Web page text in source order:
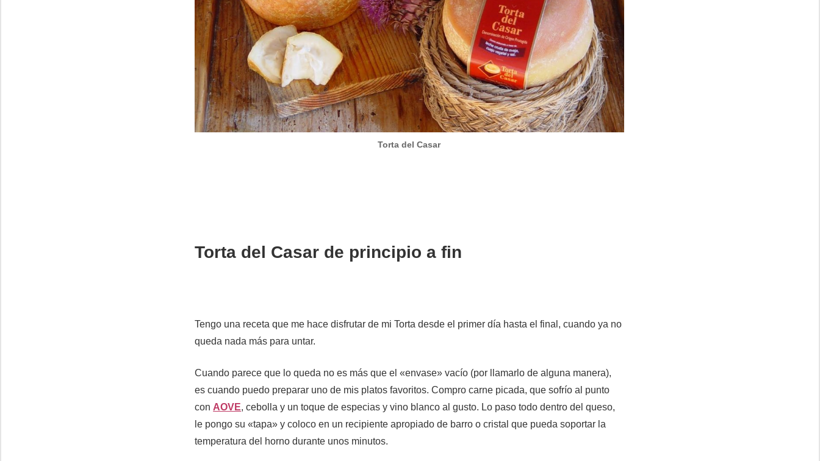
Torta del Casar
Torta del Casar de principio a fin
Tengo una receta que me hace disfrutar de mi Torta desde el primer día hasta el final, cuando ya no
queda nada más para untar.
Cuando parece que lo queda no es más que el «envase» vacío (por llamarlo de alguna manera),
es cuando puedo preparar uno de mis platos favoritos. Compro carne picada, que sofrío al punto
con AOVE, cebolla y un toque de especias y vino blanco al gusto. Lo paso todo dentro del queso,
le pongo su «tapa» y coloco en un recipiente apropiado de barro o cristal que pueda soportar la
temperatura del horno durante unos minutos.